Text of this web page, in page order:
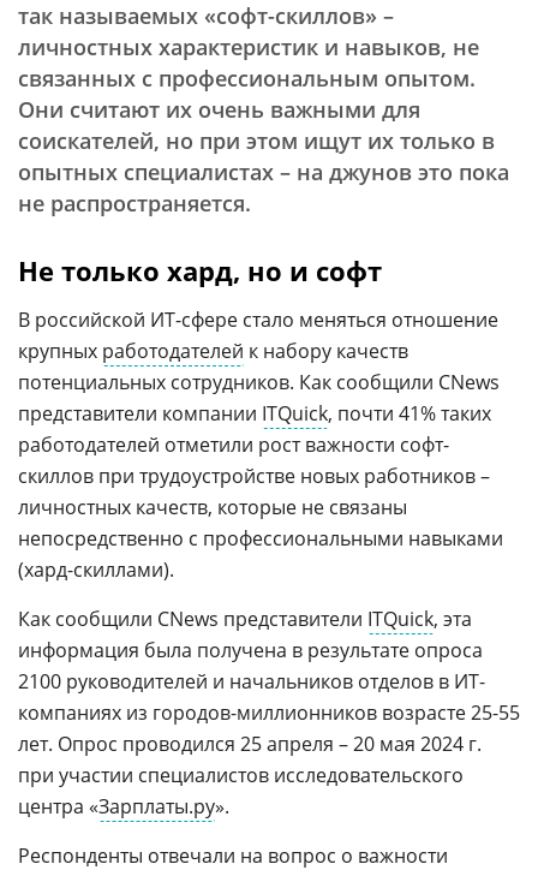
так называемых «софт-скиллов» –
личностных характеристик и навыков, не
связанных с профессиональным опытом.
Они считают их очень важными для
соискателей, но при этом ищут их только в
опытных специалистах – на джунов это пока
не распространяется.
Не только хард, но и софт
В российской ИТ-сфере стало меняться отношение
крупных работодателей к набору качеств
потенциальных сотрудников. Как сообщили CNews
представители компании ITQuick, почти 41% таких
работодателей отметили рост важности софт-
скиллов при трудоустройстве новых работников –
личностных качеств, которые не связаны
непосредственно с профессиональными навыками
(хард-скиллами).
Как сообщили CNews представители ITQuick, эта
информация была получена в результате опроса
2100 руководителей и начальников отделов в ИТ-
компаниях из городов-миллионников возрасте 25-55
лет. Опрос проводился 25 апреля – 20 мая 2024 г.
при участии специалистов исследовательского
центра «Зарплаты.ру».
Респонденты отвечали на вопрос о важности